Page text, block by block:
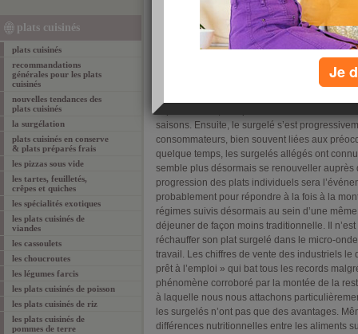
plats cuisinés
plats cuisinés
recommandations
générales pour les plats
cuisinés
nouvelles tendances des
plats cuisinés
la surgélation
plats cuisinés en conserve
& plats préparés frais
les pizzas sous vide
les tartes, feuilletés,
crêpes et quiches
les spécialités exotiques
les plats cuisinés de
viandes
les cassoulets
les choucroutes
les légumes farcis
les plats cuisinés de poisson
les plats cuisinés de riz
les plats cuisinés de
pommes de terre
développement des micro-organismes, sans
raison pour laquelle on insiste souvent sur le
présente plus de risques que la surgélation
surgelés, et, parallèlement, ce rayon s’est
surgélation ne servait qu’à conserver les
supermarchés, indépendamment des
saisons. Ensuite, le surgelé s’est
consommateurs, bien souvent liées aux
quelque temps, les surgelés allégés ont
semble plus désormais se renouveller auprès
progression des plats individuels sera
probablement pour répondre à la fois à la
régimes suivis désormais au sein d’une
déjeuner de façon moins traditionnelle. Il
réchauffer son plat surgelé dans le micro-
travail. Les chiffres de vente des industriels le
prêt à l’emploi » qui bat tous les records
phénomène corroboré par la montée de la
à laquelle nous nous attachons
les surgelés n’ont pas que des avantages.
différences nutritionnelles entre les aliments
Je